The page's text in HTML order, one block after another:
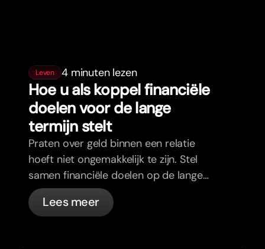
Leven 4 minuten lezen
Hoe u als koppel financiële
doelen voor de lange
termijn stelt
Praten over geld binnen een relatie
hoeft niet ongemakkelijk te zijn. Stel
samen financiële doelen op de lange
termijn en voel je meer op één lijn.
Lees meer